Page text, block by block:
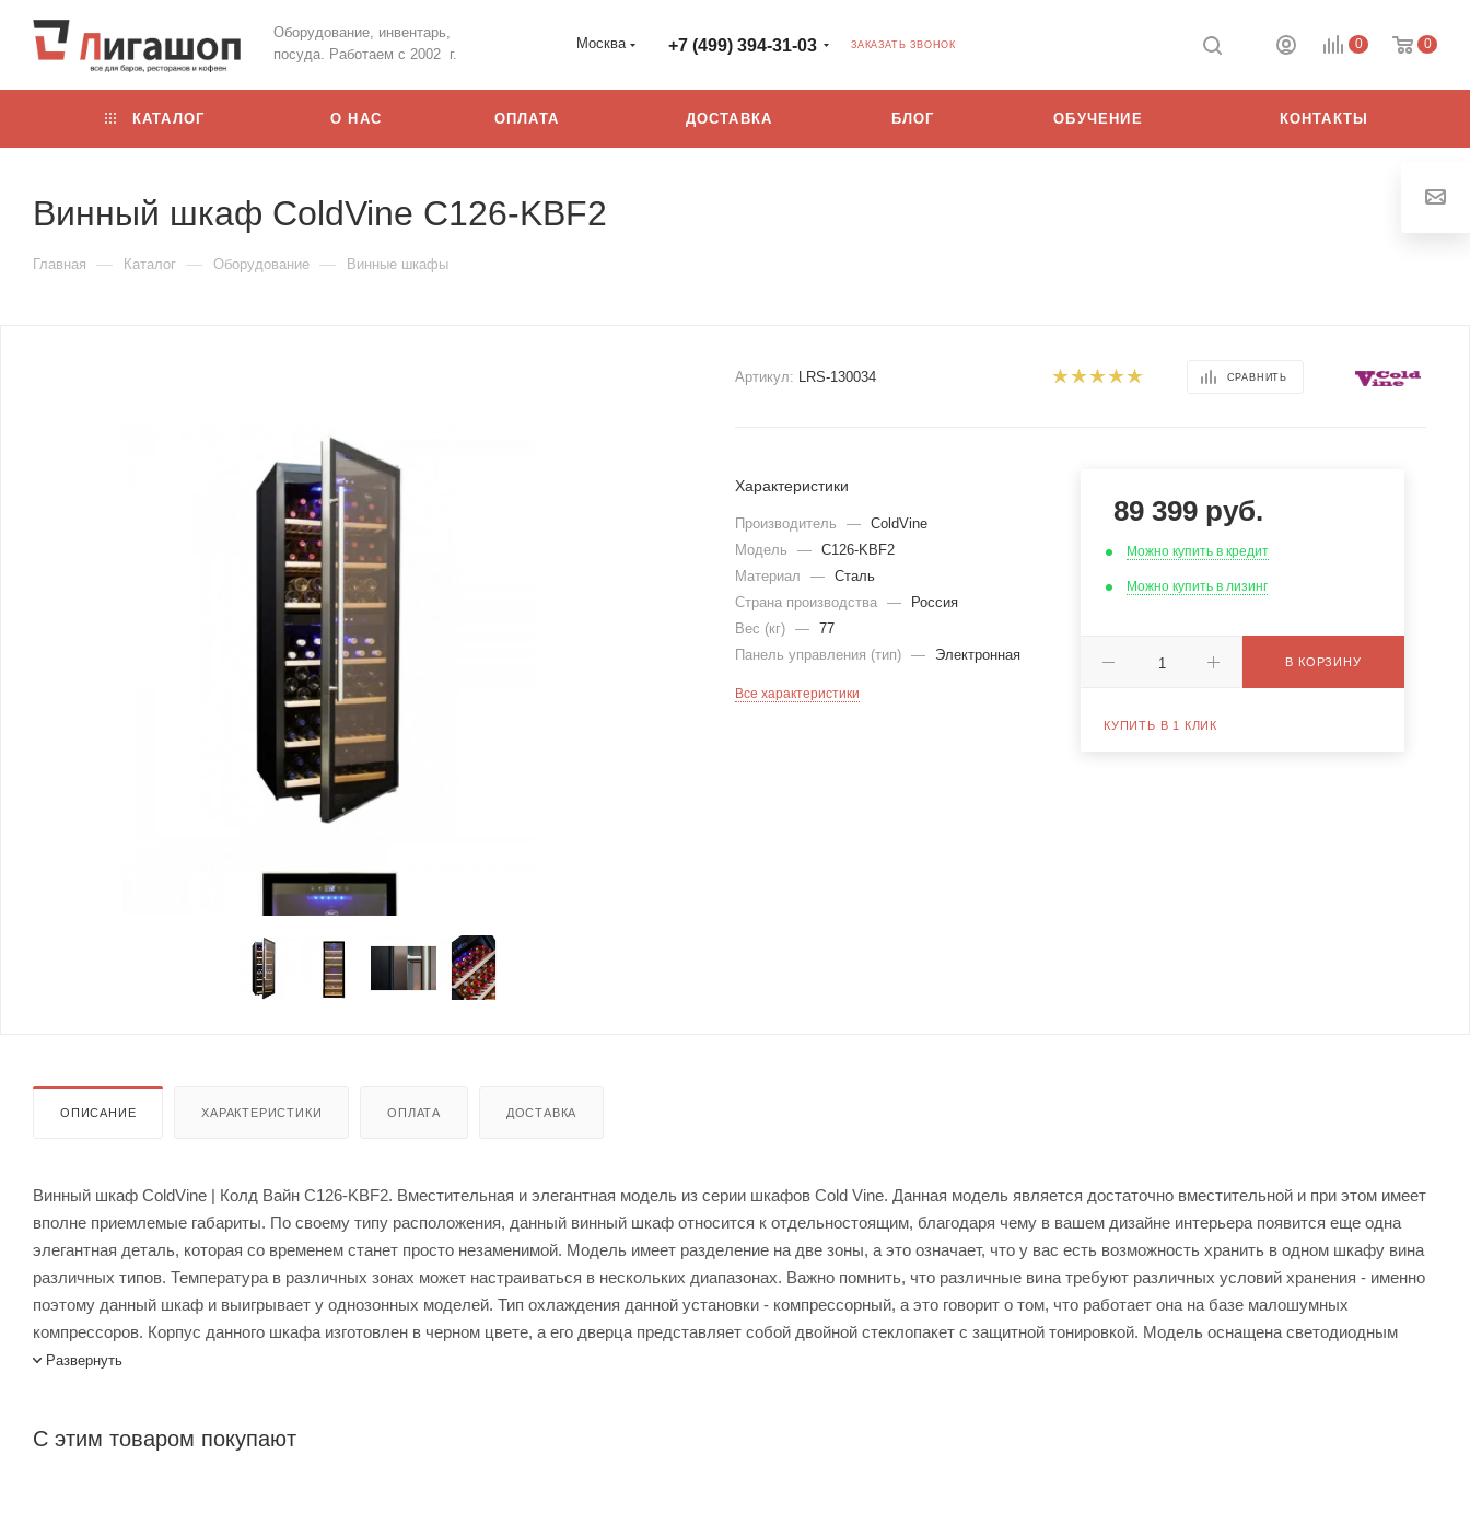
Оборудование, инвентарь,
посуда. Работаем с 2002 г.
Москва +7 (499) 394-31-03 ЗАКАЗАТЬ ЗВОНОК 0 0
КАТАЛОГ О НАС ОПЛАТА ДОСТАВКА БЛОГ ОБУЧЕНИЕ КОНТАКТЫ
Винный шкаф ColdVine C126-KBF2
Главная — Каталог — Оборудование — Винные шкафы
Артикул: LRS-130034 СРАВНИТЬ
Характеристики
Производитель — ColdVine
Модель
— C126-KBF2
Материал
— Сталь
Страна производства —
Россия
Вес (кг) — 77
Панель управления (тип) — Электронная
Все характеристики
89 399 руб.
Можно купить в кредит
Можно купить в лизинг
В КОРЗИНУ
КУПИТЬ В 1 КЛИК
ОПИСАНИЕ ХАРАКТЕРИСТИКИ ОПЛАТА ДОСТАВКА
Винный шкаф ColdVine | Колд Вайн C126-KBF2. Вместительная и элегантная модель из серии шкафов Cold Vine. Данная модель является достаточно вместительной и при этом имеет
вполне приемлемые габариты. По своему типу расположения, данный винный шкаф относится к отдельностоящим, благодаря чему в вашем дизайне интерьера появится еще одна
элегантная деталь, которая со временем станет просто незаменимой. Модель имеет разделение на две зоны, а это означает, что у вас есть возможность хранить в одном шкафу вина
различных типов. Температура в различных зонах может настраиваться в нескольких диапазонах. Важно помнить, что различные вина требуют различных условий хранения - именно
поэтому данный шкаф и выигрывает у однозонных моделей. Тип охлаждения данной установки - компрессорный, а это говорит о том, что работает она на базе малошумных
компрессоров. Корпус данного шкафа изготовлен в черном цвете, а его дверца представляет собой двойной стеклопакет с защитной тонировкой. Модель оснащена светодиодным
освещением синего цвета. Полки для расположения ваших вин выполнены из крепчайшей породы дерева, так что вы можете не переживать за их сохранность.
Лигабаршоп – это широкий ассортимент, высокое качество товаров и выгодные цены. Винный шкаф ColdVine C126-KBF2 от официального поставщика. Доставка осуществляется по
Развернуть
С этим товаром покупают